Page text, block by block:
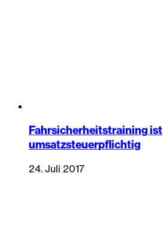
Fahrsicherheitstraining ist
umsatzsteuerpflichtig
24. Juli 2017